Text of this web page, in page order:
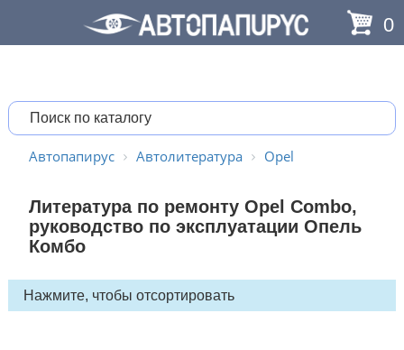
0
Автопапирус Автолитература Opel
Литература по ремонту Opel Combo,
руководство по эксплуатации Опель
Комбо